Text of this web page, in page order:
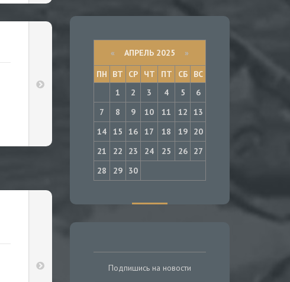
« АПРЕЛЬ 2025 »
ПН
ВТ СР ЧТ ПТ СБ
ВС
1
2 3 4 5
6
7
8 9 10 11 12
13
14
15 16 17 18 19
20
21
22 23 24 25 26
27
28
29 30
Подпишись на новости